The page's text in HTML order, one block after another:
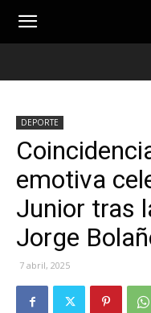
DEPORTE
emotiva
Junior tras
Jorge
7 abril, 2025